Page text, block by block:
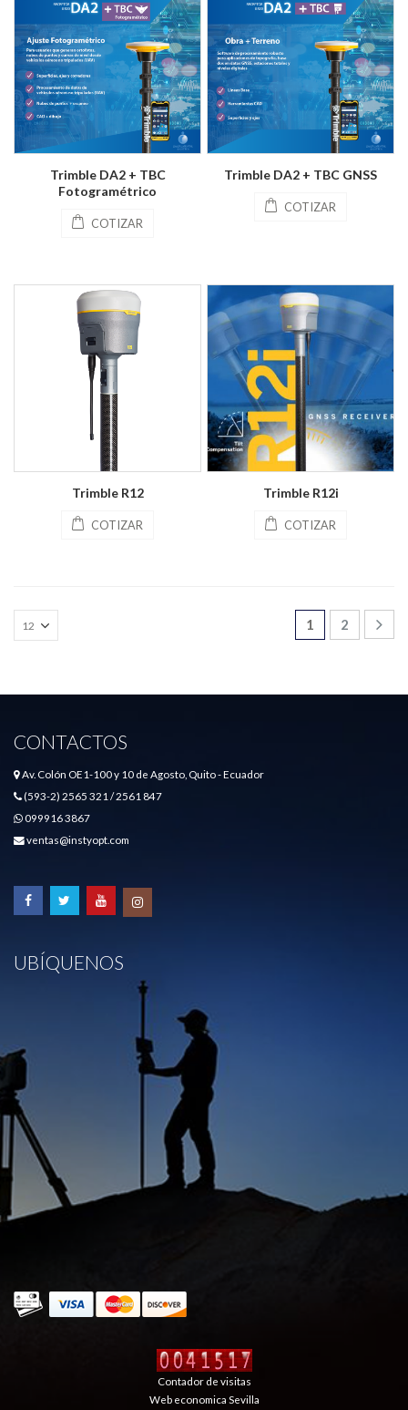
Trimble DA2 + TBC
Fotogramétrico
COTIZAR
Trimble DA2 + TBC GNSS
COTIZAR
Trimble R12
COTIZAR
Trimble R12i
COTIZAR
1 2
CONTACTOS
Av. Colón OE1-100 y 10 de Agosto, Quito - Ecuador
(593-2) 2565 321 / 2561 847
099916 3867
ventas@instyopt.com
UBÍQUENOS
Contador de visitas
Web economica Sevilla